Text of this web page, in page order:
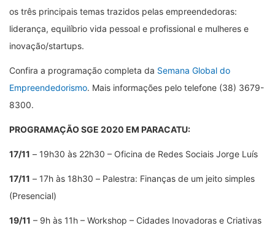
os três principais temas trazidos pelas empreendedoras:
liderança, equilíbrio vida pessoal e profissional e mulheres e
inovação/startups.
Confira a programação completa da Semana Global do
Empreendedorismo. Mais informações pelo telefone (38) 3679-
8300.
PROGRAMAÇÃO SGE 2020 EM PARACATU:
17/11 – 19h30 às 22h30 – Oficina de Redes Sociais Jorge Luís
17/11 – 17h às 18h30 – Palestra: Finanças de um jeito simples
(Presencial)
19/11 – 9h às 11h – Workshop – Cidades Inovadoras e Criativas